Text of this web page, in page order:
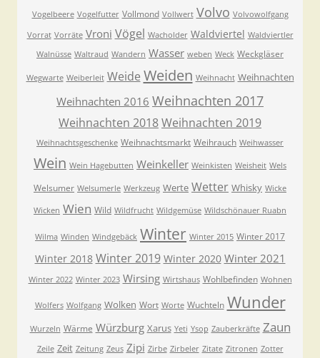
Vogelbeere Vogelfutter Vollmond Vollwert Volvo Volvowolfgang
Vorrat Vorräte Vroni Vögel Wacholder Waldviertel Waldviertler
Walnüsse Waltraud Wandern Wasser weben Weck Weckgläser
Wegwarte Weiberleit Weide Weiden Weihnacht Weihnachten
Weihnachten 2016 Weihnachten 2017
Weihnachten 2018Weihnachten 2019
Weihnachtsgeschenke Weihnachtsmarkt Weihrauch Weihwasser
Wein Wein Hagebutten Weinkeller Weinkisten Weisheit Wels
Welsumer Welsumerle Werkzeug Werte Wetter Whisky Wicke
Wicken Wien Wild Wildfrucht Wildgemüse Wildschönauer Ruabn
Wilma Winden Windgebäck Winter Winter 2015 Winter 2017
Winter 2018 Winter 2019 Winter 2020 Winter 2021
Winter 2022 Winter 2023 Wirsing Wirtshaus Wohlbefinden Wohnen
Wolfers Wolfgang Wolken Wort Worte Wuchteln Wunder
Wurzeln Wärme Würzburg Xarus Yeti Ysop Zauberkräfte Zaun
Zeile Zeit Zeitung Zeus Zipi Zirbe Zirbeler Zitate Zitronen Zotter